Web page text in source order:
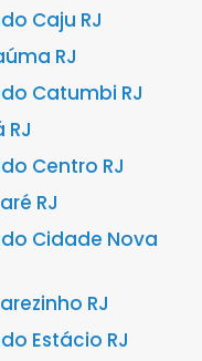
Caju RJ
RJ
Catumbi RJ
Centro RJ
RJ
Cidade Nova
RJ
Estácio RJ